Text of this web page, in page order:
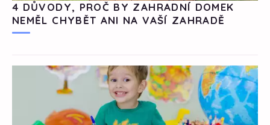
4 DŮVODY, PROČ BY ZAHRADNÍ DOMEK
NEMĚL CHYBĚT ANI NA VAŠÍ ZAHRADĚ